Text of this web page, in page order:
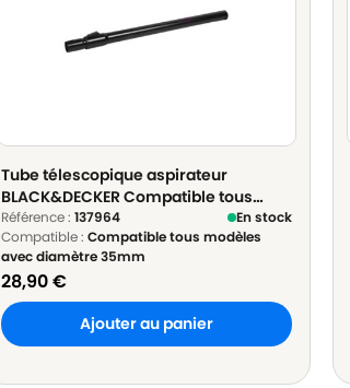
Tube télescopique aspirateur
BLACK&DECKER Compatible tous
modèles avec diamètre 35mm en
Aluminium - ø 35mm Longueur 60cm
à 100cm
Référence : 137964
En stock
Compatible : Compatible tous modèles
avec diamètre 35mm
28,90€
Ajouter au panier